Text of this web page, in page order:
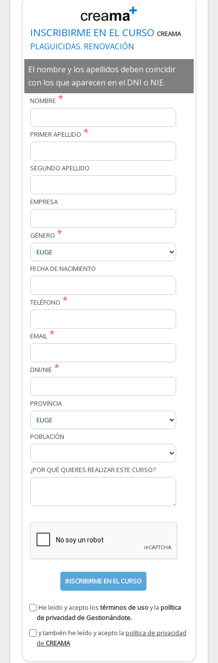
INSCRIBIRME EN EL CURSO CREAMA
PLAGUICIDAS. RENOVACIÓN
El nombre y los apellidos deben coincidir
con los que aparecen en el DNI o NIE.
NOMBRE
PRIMER APELLIDO
SEGUNDO APELLIDO
EMPRESA
GÉNERO
FECHA DE NACIMIENTO
TELÉFONO
EMAIL
DNI/NIE
PROVINCIA
POBLACIÓN
¿POR QUÉ QUIERES REALIZAR ESTE CURSO?
INSCRIBIRME EN EL CURSO
He leído y acepto los términos de usoy la política
de privacidad de Gestionándote.
y también he leído y acepto la política de privacidad
de CREAMA